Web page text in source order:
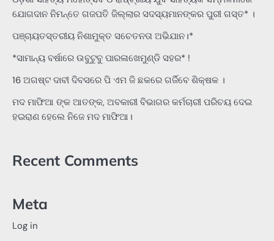
ଯୋଗଦାନ ନିମନ୍ତେ ଗଜପତି ଜିଲ୍ଲାର ସଦସ୍ୟମାନଙ୍କର ପୁରୀ ଗସ୍ତ* ।
ପଞ୍ଚାୟତସ୍ତରୀୟ ନିଶାମୁକ୍ତ ସଚେତନତା ଅଭିଯାନ।*
*ସାମାନ୍ୟ ବର୍ଷାରେ ଉବୁଟୁବୁ ପାରଳାଖେମୁଣ୍ଡି ସହର* !
16 ଅଗଷ୍ଟ ଦାବୀ ଦିବସରେ ପି ଏମ ଜି ଛକରେ ଗର୍ଜିବେ ଶିକ୍ଷକ ।
ମଦ ମାଫିଆ ଙ୍କ ଆତଙ୍କ, ଅବକାରୀ ବିଭାଗର କର୍ମଚାରୀ ପରିଚୟ ଦେଇ
ହଇରାଣ ହେଲେ ନିଜେ ମଦ ମାଫିଆ।
Recent Comments
Meta
Log in